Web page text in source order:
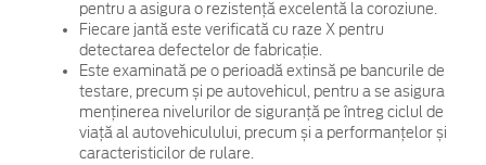
pentru a asigura o rezistență excelentă la coroziune.
Fiecare jantă este verificată cu raze X pentru
detectarea defectelor de fabricație.
Este examinată pe o perioadă extinsă pe bancurile de
testare, precum și pe autovehicul, pentru a se asigura
menținerea nivelurilor de siguranță pe întreg ciclul de
viață al autovehiculului, precum și a performanțelor și
caracteristicilor de rulare.